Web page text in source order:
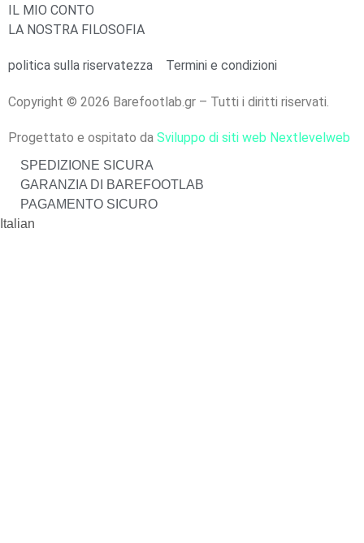
IL MIO CONTO
LA NOSTRA FILOSOFIA
politica sulla riservatezza Termini e condizioni
Copyright © 2026 Barefootlab.gr – Tutti i diritti riservati.
Progettato e ospitato da Sviluppo di siti web Nextlevelweb
SPEDIZIONE SICURA
GARANZIA DI BAREFOOTLAB
PAGAMENTO SICURO
Italian